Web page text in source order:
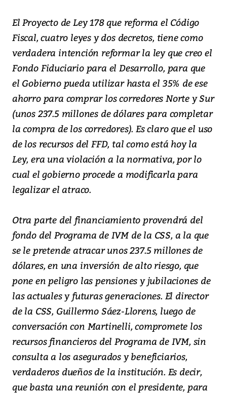
El Proyecto de Ley 178 que reforma el Código
Fiscal, cuatro leyes y dos decretos, tiene como
verdadera intención reformar la ley que creo el
Fondo Fiduciario para el Desarrollo, para que
el Gobierno pueda utilizar hasta el 35% de ese
ahorro para comprar los corredores Norte y Sur
(unos 237.5 millones de dólares para completar
la compra de los corredores). Es claro que el uso
de los recursos del FFD, tal como está hoy la
Ley, era una violación a la normativa, por lo
cual el gobierno procede a modificarla para
legalizar el atraco.
Otra parte del financiamiento provendrá del
fondo del Programa de IVM de la CSS, a la que
se le pretende atracar unos 237.5 millones de
dólares, en una inversión de alto riesgo, que
pone en peligro las pensiones y jubilaciones de
las actuales y futuras generaciones. El director
de la CSS, Guillermo Sáez-Llorens, luego de
conversación con Martinelli, compromete los
recursos financieros del Programa de IVM, sin
consulta a los asegurados y beneficiarios,
verdaderos dueños de la institución. Es decir,
que basta una reunión con el presidente, para